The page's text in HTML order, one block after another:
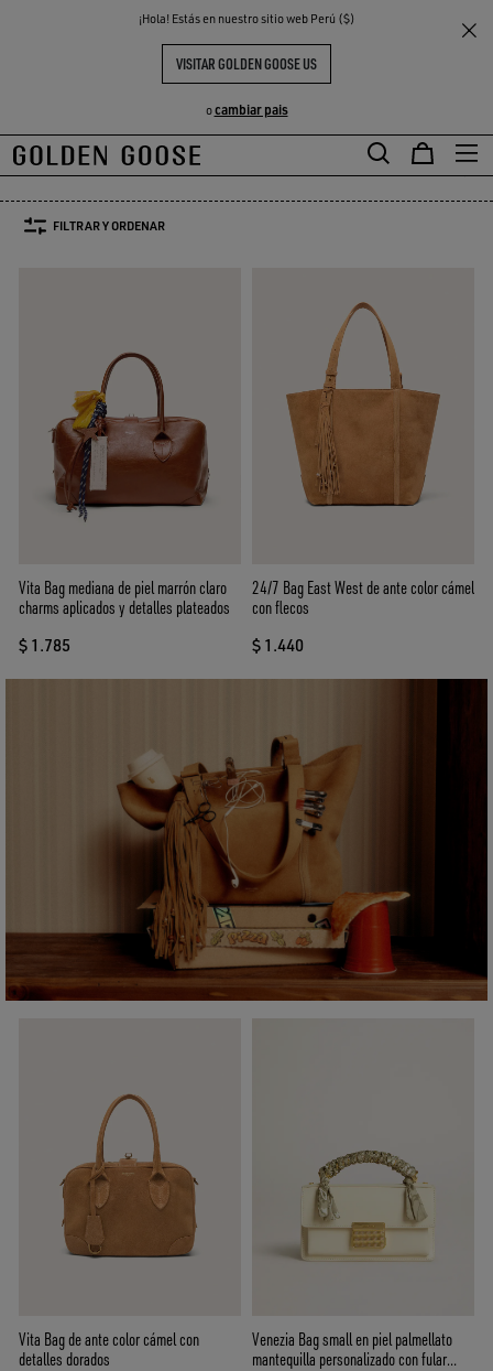
¡Hola! Estás en nuestro sitio web Perú ($)
VISITAR GOLDEN GOOSE US
ocambiar pais
THE
COMMUNITY
BOLSOS MUJER
Bolsos de bandolera
Bolsos de bandolera
Bolsos de mano
Bolsos de manoBolsos mini
Bolsos de
Bolsos de
FILTRAR Y ORDENAR
Vita Bag mediana de piel marrón claro
charms aplicados y detalles plateados
$ 1.785
24/7 Bag East West de ante color cámel
con flecos
$ 1.440
Vita Bag de ante color cámel con
detalles dorados
Venezia Bag small en piel palmellato
mantequilla personalizado con fular